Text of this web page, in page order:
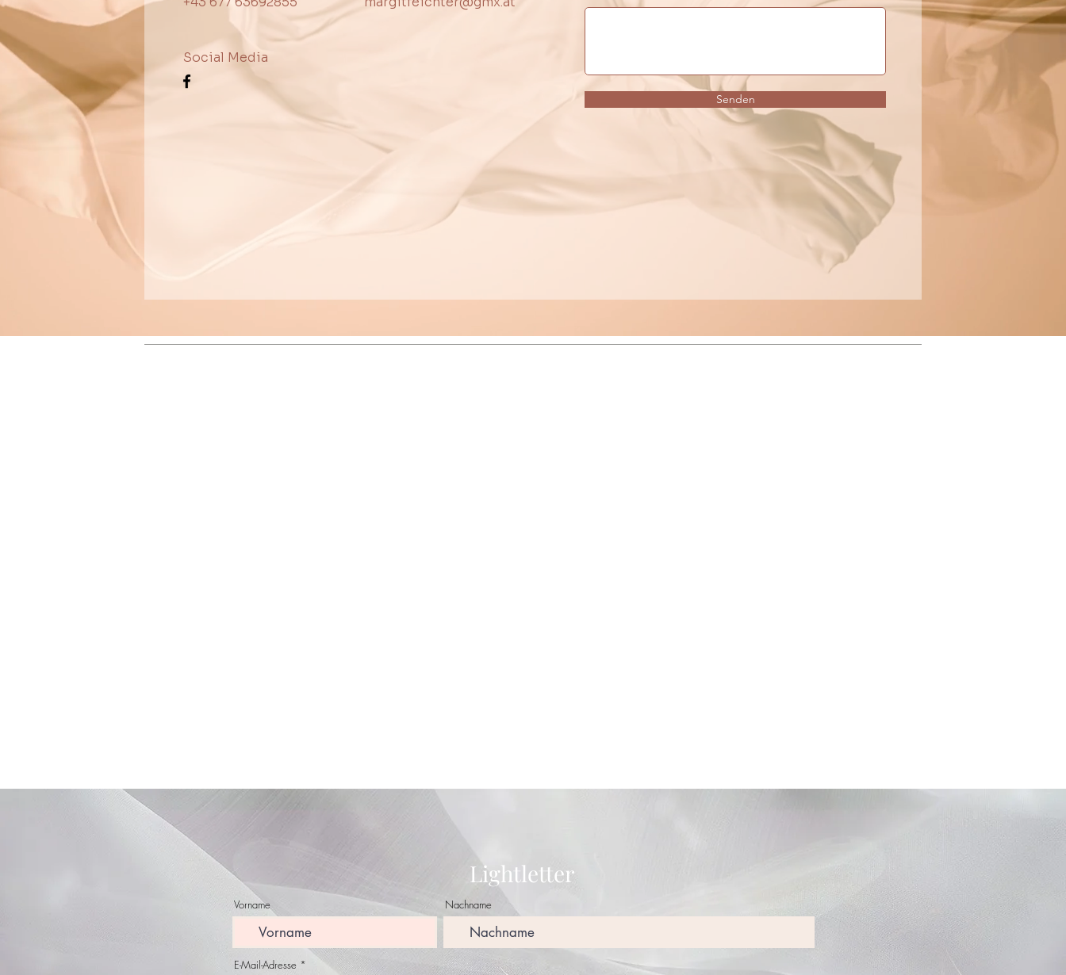
Social Media
Senden
Lightletter
Vorname Nachname
E-Mail-Adresse